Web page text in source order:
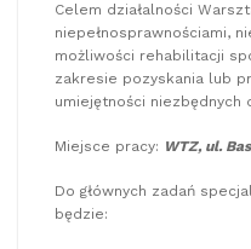
Celem działalności
niepełnosprawnościami,
możliwości rehabilitacji
zakresie pozyskania lub
umiejętności niezbędnych
Miejsce pracy: WTZ, ul.
Do głównych zadań
będzie: